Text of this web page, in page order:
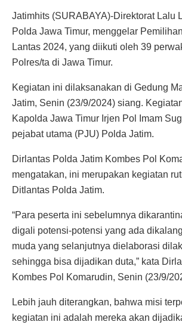
Jatimhits (SURABAYA)-Direktorat Lalu
Polda Jawa Timur, menggelar
Lantas 2024, yang diikuti oleh 39
Polres/ta di Jawa Timur.
Kegiatan ini dilaksanakan di Gedung
Jatim, Senin (23/9/2024) siang.
Kapolda Jawa Timur Irjen Pol Imam
pejabat utama (PJU) Polda Jatim.
Dirlantas Polda Jatim Kombes Pol
mengatakan, ini merupakan kegiatan
Ditlantas Polda Jatim.
“Para peserta ini sebelumnya
digali potensi-potensi yang ada
muda yang selanjutnya dielaborasi
sehingga bisa dijadikan duta,” kata
Kombes Pol Komarudin, Senin (23/9/
Lebih jauh diterangkan, bahwa misi
kegiatan ini adalah mereka akan